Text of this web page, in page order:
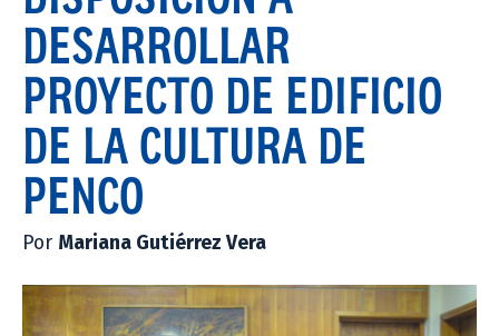
DESARROLLAR
PROYECTO DE EDIFICIO
DE LA CULTURA DE
PENCO
Por Mariana Gutiérrez Vera